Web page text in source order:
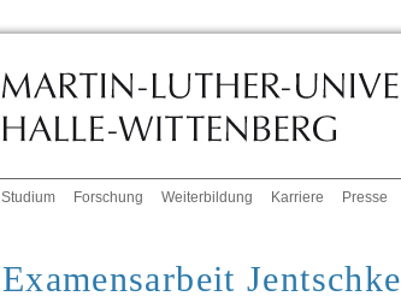
Studium Forschung Weiterbildung Karriere Presse
Examensarbeit Jentschke